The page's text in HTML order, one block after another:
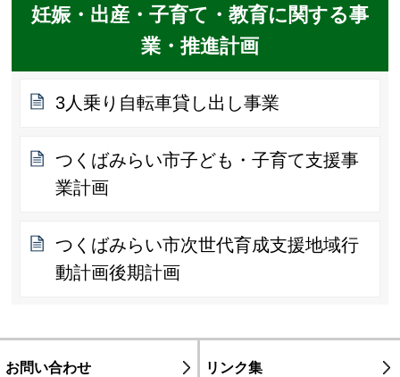
妊娠・出産・子育て・教育に関する事
業・推進計画
3人乗り自転車貸し出し事業
つくばみらい市子ども・子育て支援事
業計画
つくばみらい市次世代育成支援地域行
動計画後期計画
お問い合わせ リンク集